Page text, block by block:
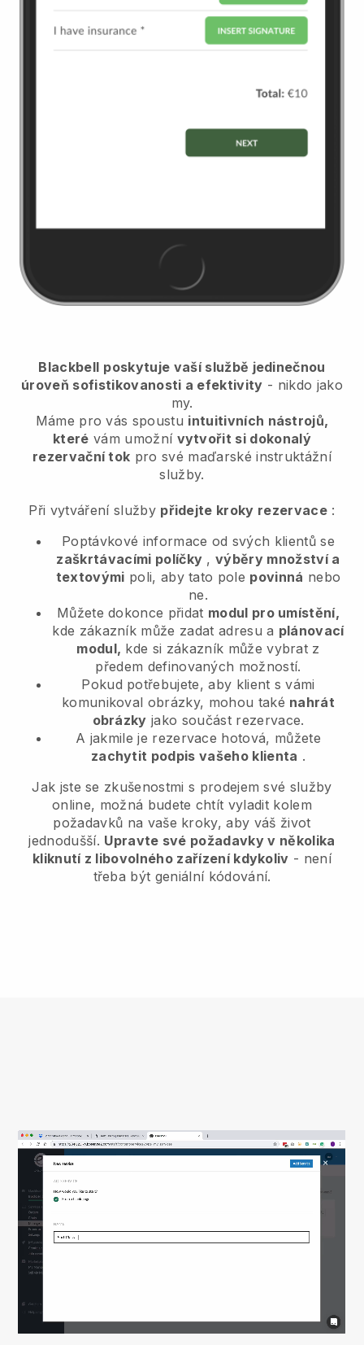
Blackbell poskytuje vaší službě jedinečnou
úroveň sofistikovanosti a efektivity - nikdo jako
my.
Máme pro vás spoustu intuitivních nástrojů,
které vám umožní vytvořit si dokonalý
rezervační tok pro své maďarské instruktážní
služby.
Při vytváření služby přidejte kroky rezervace:
Poptávkové informace od svých klientů se
zaškrtávacími políčky ,výběry množství a
textovými poli, aby tato pole povinná nebo
ne.
Můžete dokonce přidat modul pro umístění,
kde zákazník může zadat adresu a plánovací
modul, kde si zákazník může vybrat z
předem definovaných možností.
Pokud potřebujete, aby klient s vámi
komunikoval obrázky, mohou také nahrát
obrázky jako součást rezervace.
A jakmile je rezervace hotová, můžete
zachytit podpis vašeho klienta .
Jak jste se zkušenostmi s prodejem své služby
online, možná budete chtít vyladit kolem
požadavků na vaše kroky, aby váš život
jednodušší. Upravte své požadavky v několika
kliknutí z libovolného zařízení kdykoliv - není
třeba být geniální kódování.